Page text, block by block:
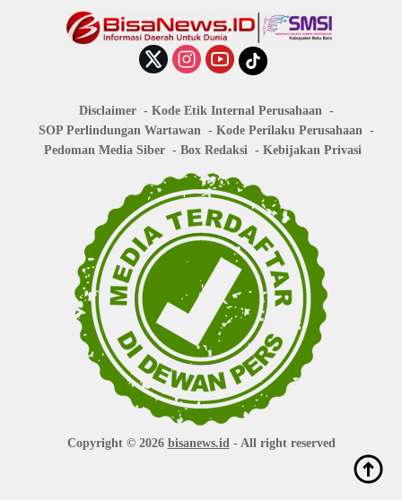
Disclaimer
Kode Etik Internal Perusahaan
SOP Perlindungan Wartawan
Kode Perilaku Perusahaan
Pedoman Media Siber
Box Redaksi Kebijakan Privasi
Copyright © 2026 bisanews.id- All right reserved